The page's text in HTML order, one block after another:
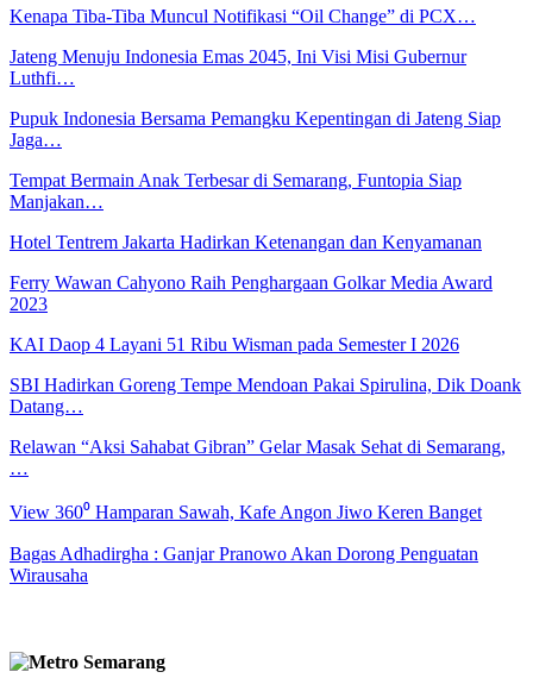
Kenapa Tiba-Tiba Muncul Notifikasi “Oil Change” di PCX…
Jateng Menuju Indonesia Emas 2045, Ini Visi Misi Gubernur
Luthfi…
Pupuk Indonesia Bersama Pemangku Kepentingan di Jateng Siap
Jaga…
Tempat Bermain Anak Terbesar di Semarang, Funtopia Siap
Manjakan…
Hotel Tentrem Jakarta Hadirkan Ketenangan dan Kenyamanan
Ferry Wawan Cahyono Raih Penghargaan Golkar Media Award
2023
KAI Daop 4 Layani 51 Ribu Wisman pada Semester I 2026
SBI Hadirkan Goreng Tempe Mendoan Pakai Spirulina, Dik Doank
Datang…
Relawan “Aksi Sahabat Gibran” Gelar Masak Sehat di Semarang,
…
View 360⁰ Hamparan Sawah, Kafe Angon Jiwo Keren Banget
Bagas Adhadirgha : Ganjar Pranowo Akan Dorong Penguatan
Wirausaha